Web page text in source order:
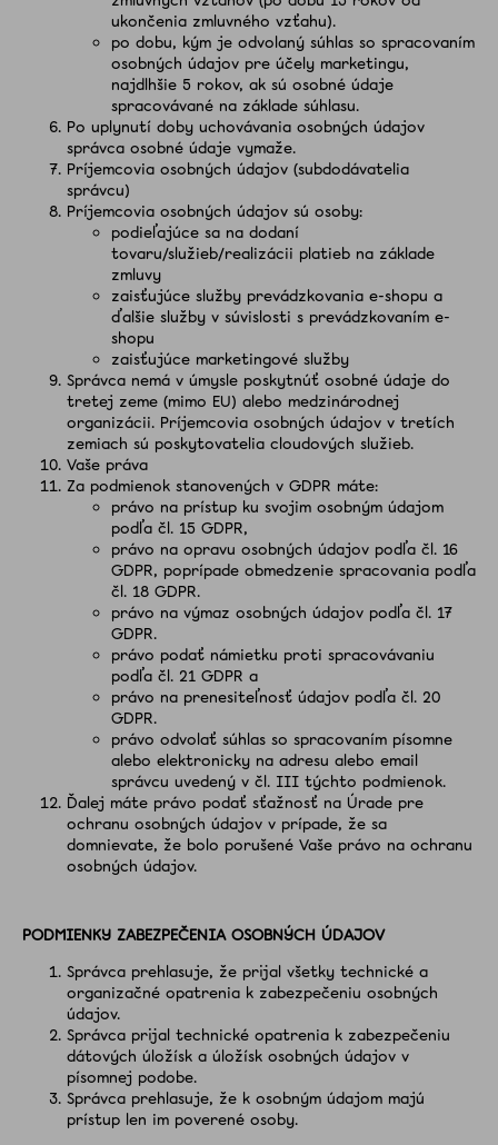
ukončenia zmluvného vzťahu).
po dobu, kým je odvolaný súhlas so spracovaním
osobných údajov pre účely marketingu,
najdlhšie 5 rokov, ak sú osobné údaje
spracovávané na základe súhlasu.
Po uplynutí doby uchovávania osobných údajov
správca osobné údaje vymaže.
Príjemcovia osobných údajov (subdodávatelia
správcu)
Príjemcovia osobných údajov sú osoby:
podieľajúce sa na dodaní
tovaru/služieb/realizácii platieb na základe
zmluvy
zaisťujúce služby prevádzkovania e-shopu a
ďalšie služby v súvislosti s prevádzkovaním e-
shopu
zaisťujúce marketingové služby
Správca nemá v úmysle poskytnúť osobné údaje do
tretej zeme (mimo EU) alebo medzinárodnej
organizácii. Príjemcovia osobných údajov v tretích
zemiach sú poskytovatelia cloudových služieb.
Vaše práva
Za podmienok stanovených v GDPR máte:
právo na prístup ku svojim osobným údajom
podľa čl. 15 GDPR,
právo na opravu osobných údajov podľa čl. 16
GDPR, poprípade obmedzenie spracovania podľa
čl. 18 GDPR.
právo na výmaz osobných údajov podľa čl. 17
GDPR.
právo podať námietku proti spracovávaniu
podľa čl. 21 GDPR a
právo na prenesiteľnosť údajov podľa čl. 20
GDPR.
právo odvolať súhlas so spracovaním písomne
alebo elektronicky na adresu alebo email
správcu uvedený v čl. III týchto podmienok.
Ďalej máte právo podať sťažnosť na Úrade pre
ochranu osobných údajov v prípade, že sa
domnievate, že bolo porušené Vaše právo na ochranu
osobných údajov.
PODMIENKY ZABEZPEČENIA OSOBNÝCH ÚDAJOV
Správca prehlasuje, že prijal všetky technické a
organizačné opatrenia k zabezpečeniu osobných
údajov.
Správca prijal technické opatrenia k zabezpečeniu
dátových úložísk a úložísk osobných údajov v
písomnej podobe.
Správca prehlasuje, že k osobným údajom majú
prístup len im poverené osoby.